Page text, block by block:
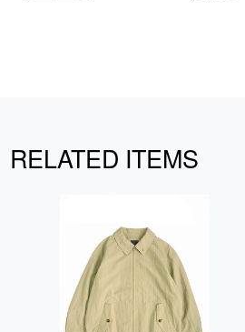
RELATED ITEMS